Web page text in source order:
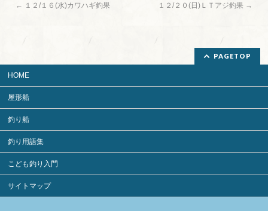
← １２/１６(水)カワハギ釣果 １２/２０(日)ＬＴアジ釣果 →
PAGETOP
HOME
屋形船
釣り船
釣り用語集
こども釣り入門
サイトマップ